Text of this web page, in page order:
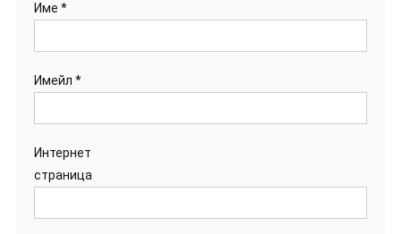
Име *
Имейл *
Интернет
страница